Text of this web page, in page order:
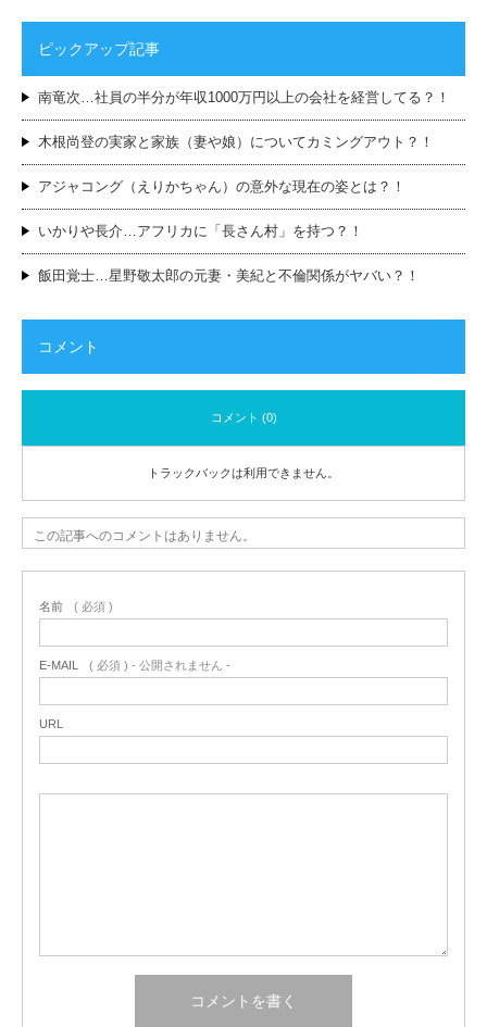
ピックアップ記事
南竜次…社員の半分が年収1000万円以上の会社を経営してる？！
木根尚登の実家と家族（妻や娘）についてカミングアウト？！
アジャコング（えりかちゃん）の意外な現在の姿とは？！
いかりや長介…アフリカに「長さん村」を持つ？！
飯田覚士…星野敬太郎の元妻・美紀と不倫関係がヤバい？！
コメント
コメント (0)
トラックバックは利用できません。
この記事へのコメントはありません。
名前 ( 必須 )
E-MAIL ( 必須 ) - 公開されません -
URL